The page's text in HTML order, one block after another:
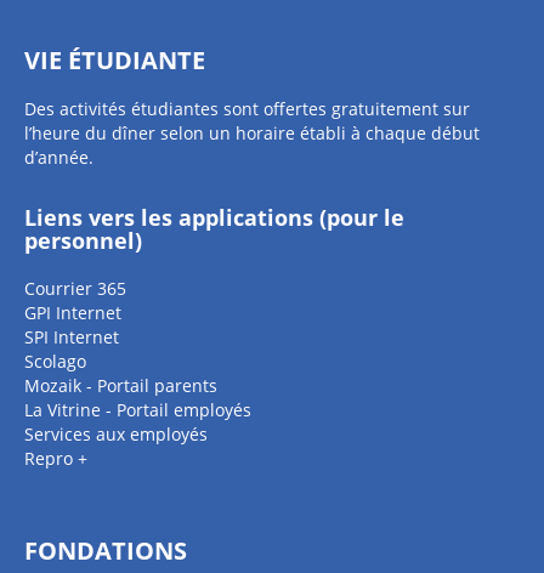
VIE ÉTUDIANTE
Des activités étudiantes sont offertes gratuitement sur
l’heure du dîner selon un horaire établi à chaque début
d’année.
Liens vers les applications (pour le
personnel)
Courrier 365
GPI Internet
SPI Internet
Scolago
Mozaik - Portail parents
La Vitrine - Portail employés
Services aux employés
Repro +
FONDATIONS